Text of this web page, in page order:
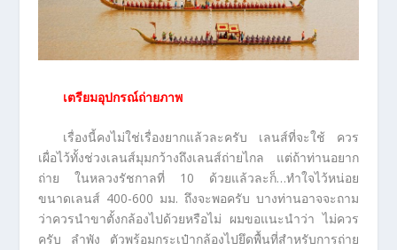
เตรียมอุปกรณ์ถ่ายภาพ
เรื่องนี้คงไม่ใช่เรื่องยากแล้วละครับ เลนส์ที่จะใช้ ควร
เผื่อไว้ทั้งช่วงเลนส์มุมกว้างถึงเลนส์ถ่ายไกล แต่ถ้าท่านอยาก
ถ่าย ในหลวงรัชกาลที่ 10 ด้วยแล้วละก็…ทำใจไว้หน่อย
ขนาดเลนส์ 400-600 มม. ถึงจะพอครับ บางท่านอาจจะถาม
ว่าควรนำขาตั้งกล้องไปด้วยหรือไม่ ผมขอแนะนำว่า ไม่ควร
ครับ ลำพัง ตัวพร้อมกระเป๋ากล้องไปยึดพื้นที่สำหรับการถ่าย